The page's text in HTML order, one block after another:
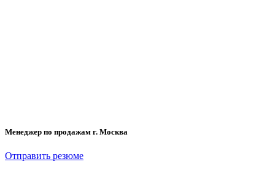
Менеджер по продажам г. Москва
Отправить резюме